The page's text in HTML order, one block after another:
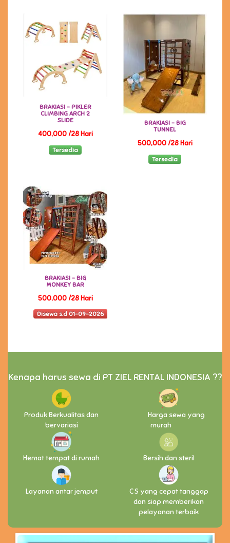
BRAKIASI - PIKLER
CLIMBING ARCH 2
SLIDE
400,000 /28 Hari
Tersedia
BRAKIASI - BIG
TUNNEL
500,000 /28 Hari
Tersedia
BRAKIASI - BIG
MONKEY BAR
500,000 /28 Hari
Disewa s.d 01-09-2026
Kenapa harus sewa di PT ZIEL RENTAL INDONESIA ??
Produk Berkualitas dan
bervariasi
Harga sewa yang
murah
Hemat tempat di rumah Bersih dan steril
Layanan antar jemput
CS yang cepat tanggap
dan siap memberikan
pelayanan terbaik